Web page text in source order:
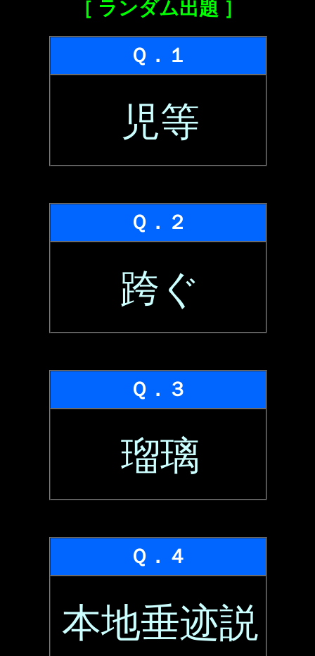
［ ランダム出題 ］
Ｑ．１
児等
Ｑ．２
跨ぐ
Ｑ．３
瑠璃
Ｑ．４
本地垂迹説